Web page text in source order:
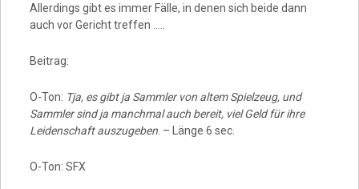
Allerdings gibt es immer Fälle, in denen sich beide dann
auch vor Gericht treffen …..
Beitrag:
O-Ton: Tja, es gibt ja Sammler von altem Spielzeug, und
Sammler sind ja manchmal auch bereit, viel Geld für ihre
Leidenschaft auszugeben. – Länge 6 sec.
O-Ton: SFX